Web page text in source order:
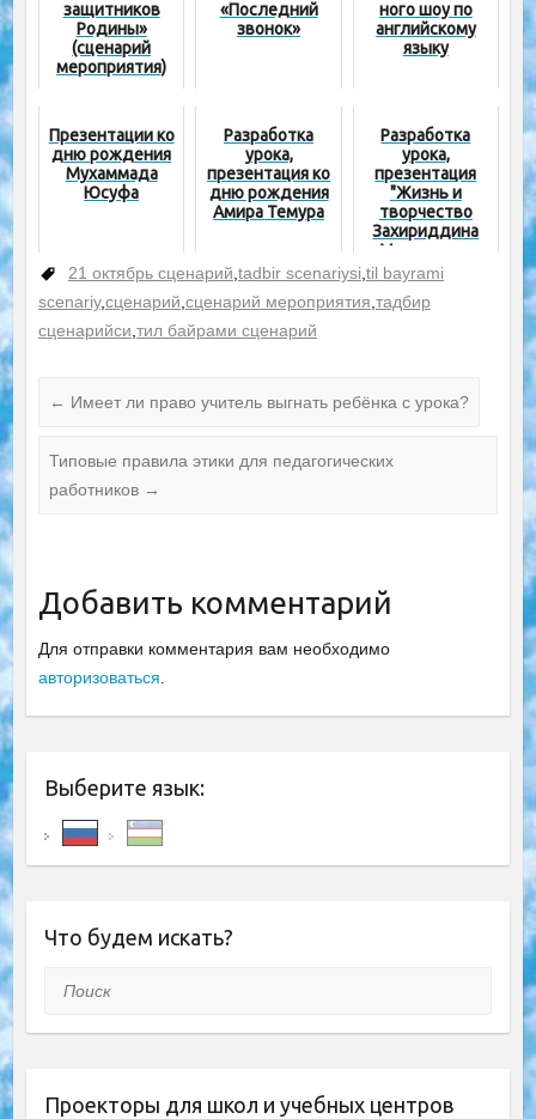
защитников
Родины»
(сценарий
мероприятия)
«Последний
звонок»
ного шоу по
английскому
языку
Презентации ко
дню рождения
Мухаммада
Юсуфа
Разработка
урока,
презентация ко
дню рождения
Амира Темура
Разработка
урока,
презентация
"Жизнь и
творчество
Захириддина
Мухаммада
Бабура"
21 октябрь сценарий tadbir scenariysi til bayrami
scenariy,сценарий сценарий мероприятия тадбир
сценарийси тил байрами сценарий
← Имеет ли право учитель выгнать ребёнка с урока?
Типовые правила этики для педагогических
работников →
Добавить комментарий
Для отправки комментария вам необходимо
авторизоваться
Выберите язык:
Что будем искать?
Поиск
Проекторы для школ и учебных центров